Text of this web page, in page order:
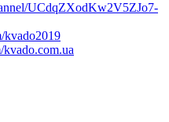
UCdqZXodKw2V5ZJo7-
kvado2019